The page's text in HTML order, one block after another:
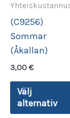
(C9256)
Sommar
(Åkallan)
3,00 €
Välj
alternativ